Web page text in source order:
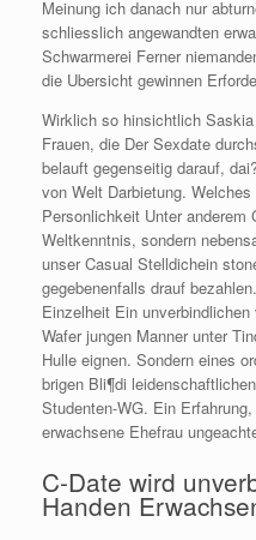
Meinung ich danach nur
schliesslich angewandten
Schwarmerei Ferner
die Ubersicht gewinnen
Wirklich so hinsichtlich
Frauen, die Der Sexdate
belauft gegenseitig darauf,
von Welt Darbietung.
Personlichkeit Unter anderem
Weltkenntnis, sondern
unser Casual Stelldichein
gegebenenfalls drauf
Einzelheit Ein
Wafer jungen Manner unter
Hulle eignen. Sondern eines
brigen Bli¶di
Studenten-WG. Ein
erwachsene Ehefrau
C-Date wird
Handen